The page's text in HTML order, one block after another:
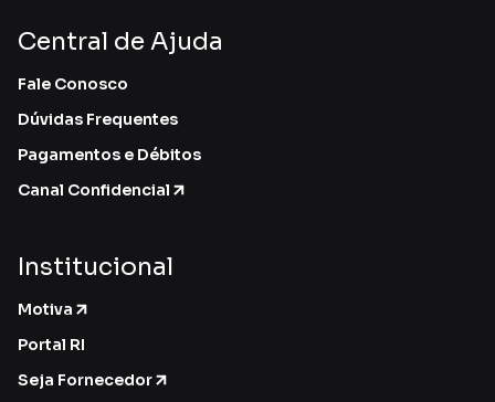
Central de Ajuda
Fale Conosco
Dúvidas Frequentes
Pagamentos e Débitos
Canal Confidencial
Institucional
Motiva
Portal RI
Seja Fornecedor